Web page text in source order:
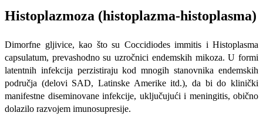
Histoplazmoza (histoplazma-histoplasma)
Dimorfne gljivice, kao što su Coccidiodes immitis i Histoplasma
capsulatum, prevashodno su uzročnici endemskih mikoza. U formi
latent­nih infekcija perzistiraju kod mnogih stanovnika endemskih
područja (delovi SAD, Latinske Amerike itd.), da bi do klinički
manifestne diseminovane infekcije, uključujući i meningitis, obično
dolazilo razvojem imunosupresije.